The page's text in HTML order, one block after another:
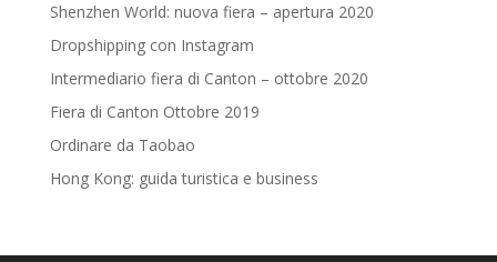
Shenzhen World: nuova fiera – apertura 2020
Dropshipping con Instagram
Intermediario fiera di Canton – ottobre 2020
Fiera di Canton Ottobre 2019
Ordinare da Taobao
Hong Kong: guida turistica e business